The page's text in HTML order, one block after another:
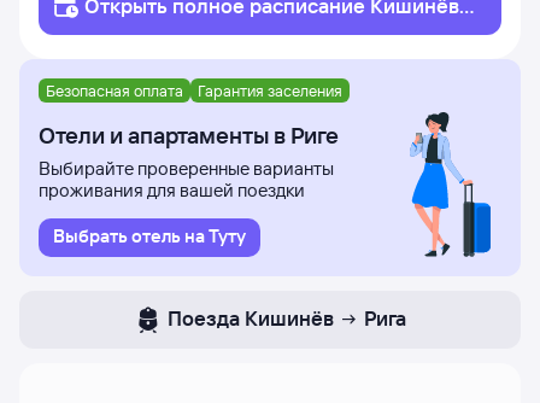
Открыть полное расписание Кишинёв
Рига
Безопасная оплата Гарантия заселения
Отели и апартаменты в Риге
Выбирайте проверенные варианты
проживания для вашей поездки
Выбрать отель на Туту
Поезда Кишинёв Рига